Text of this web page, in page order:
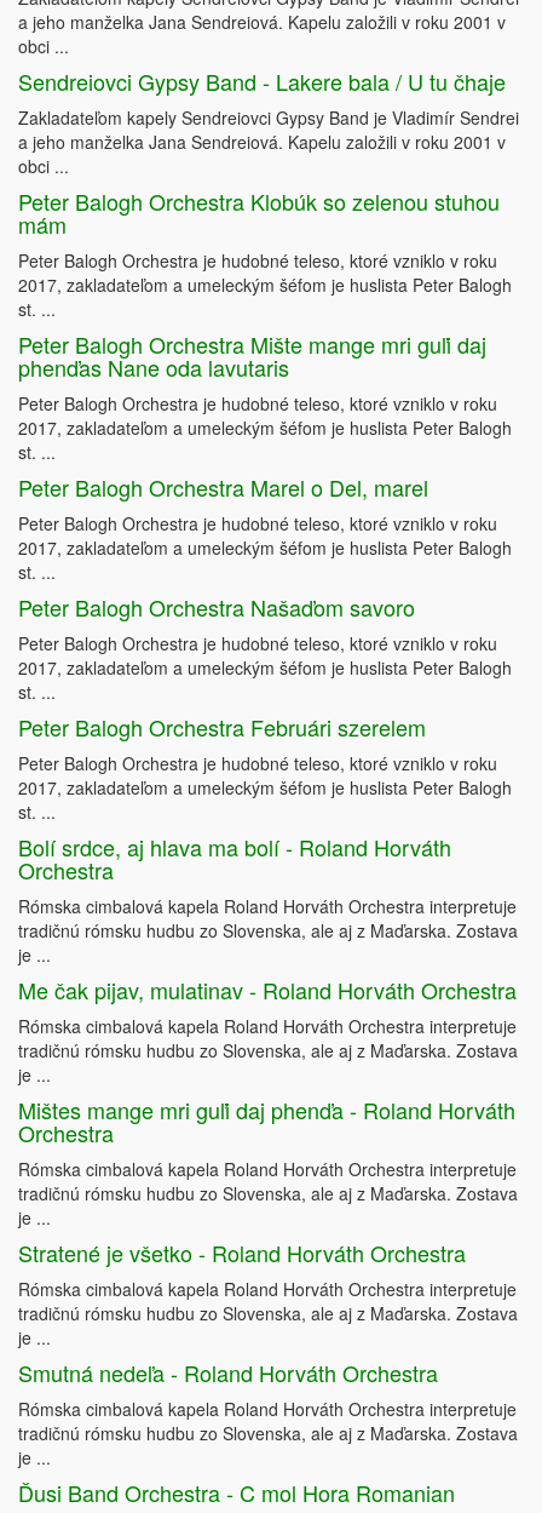
a jeho manželka Jana Sendreiová. Kapelu založili v roku 2001 v
obci ...
Sendreiovci Gypsy Band - Lakere bala / U tu čhaje
Zakladateľom kapely Sendreiovci Gypsy Band je Vladimír Sendrei
a jeho manželka Jana Sendreiová. Kapelu založili v roku 2001 v
obci ...
Peter Balogh Orchestra Klobúk so zelenou stuhou
mám
Peter Balogh Orchestra je hudobné teleso, ktoré vzniklo v roku
2017, zakladateľom a umeleckým šéfom je huslista Peter Balogh
st. ...
Peter Balogh Orchestra Mište mange mri guľi daj
phenďas Nane oda lavutaris
Peter Balogh Orchestra je hudobné teleso, ktoré vzniklo v roku
2017, zakladateľom a umeleckým šéfom je huslista Peter Balogh
st. ...
Peter Balogh Orchestra Marel o Del, marel
Peter Balogh Orchestra je hudobné teleso, ktoré vzniklo v roku
2017, zakladateľom a umeleckým šéfom je huslista Peter Balogh
st. ...
Peter Balogh Orchestra Našaďom savoro
Peter Balogh Orchestra je hudobné teleso, ktoré vzniklo v roku
2017, zakladateľom a umeleckým šéfom je huslista Peter Balogh
st. ...
Peter Balogh Orchestra Februári szerelem
Peter Balogh Orchestra je hudobné teleso, ktoré vzniklo v roku
2017, zakladateľom a umeleckým šéfom je huslista Peter Balogh
st. ...
Bolí srdce, aj hlava ma bolí - Roland Horváth
Orchestra
Rómska cimbalová kapela Roland Horváth Orchestra interpretuje
tradičnú rómsku hudbu zo Slovenska, ale aj z Maďarska. Zostava
je ...
Me čak pijav, mulatinav - Roland Horváth Orchestra
Rómska cimbalová kapela Roland Horváth Orchestra interpretuje
tradičnú rómsku hudbu zo Slovenska, ale aj z Maďarska. Zostava
je ...
Mištes mange mri guľi daj phenďa - Roland Horváth
Orchestra
Rómska cimbalová kapela Roland Horváth Orchestra interpretuje
tradičnú rómsku hudbu zo Slovenska, ale aj z Maďarska. Zostava
je ...
Stratené je všetko - Roland Horváth Orchestra
Rómska cimbalová kapela Roland Horváth Orchestra interpretuje
tradičnú rómsku hudbu zo Slovenska, ale aj z Maďarska. Zostava
je ...
Smutná nedeľa - Roland Horváth Orchestra
Rómska cimbalová kapela Roland Horváth Orchestra interpretuje
tradičnú rómsku hudbu zo Slovenska, ale aj z Maďarska. Zostava
je ...
Ďusi Band Orchestra - C mol Hora Romanian